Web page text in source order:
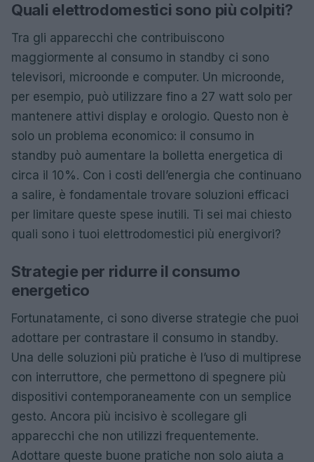
Quali elettrodomestici sono più colpiti?
Tra gli apparecchi che contribuiscono
maggiormente al consumo in standby ci sono
televisori, microonde e computer. Un microonde,
per esempio, può utilizzare fino a 27 watt solo per
mantenere attivi display e orologio. Questo non è
solo un problema economico: il consumo in
standby può aumentare la bolletta energetica di
circa il 10%. Con i costi dell’energia che continuano
a salire, è fondamentale trovare soluzioni efficaci
per limitare queste spese inutili. Ti sei mai chiesto
quali sono i tuoi elettrodomestici più energivori?
Strategie per ridurre il consumo
energetico
Fortunatamente, ci sono diverse strategie che puoi
adottare per contrastare il consumo in standby.
Una delle soluzioni più pratiche è l’uso di multiprese
con interruttore, che permettono di spegnere più
dispositivi contemporaneamente con un semplice
gesto. Ancora più incisivo è scollegare gli
apparecchi che non utilizzi frequentemente.
Adottare queste buone pratiche non solo aiuta a